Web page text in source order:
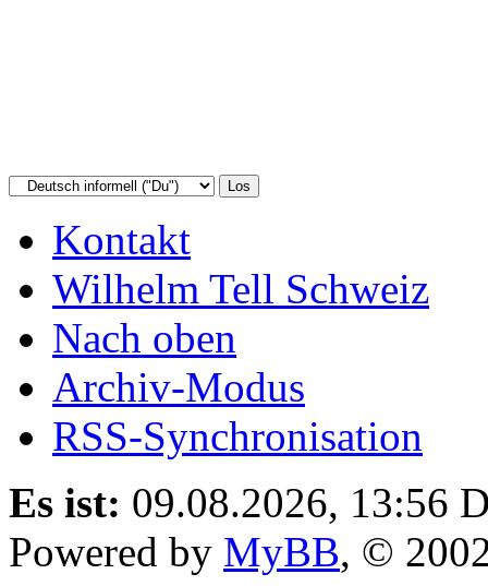
Kontakt
Wilhelm Tell Schweiz
Nach oben
Archiv-Modus
RSS-Synchronisation
Es ist: 09.08.2026, 13:56
Powered by MyBB, ©